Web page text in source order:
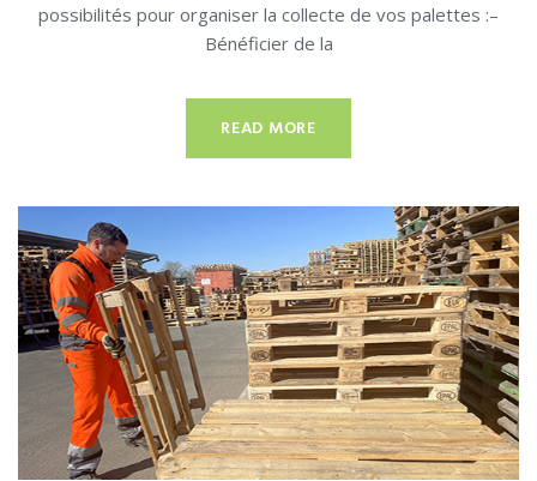
possibilités pour organiser la collecte de vos palettes :–
Bénéficier de la
READ MORE